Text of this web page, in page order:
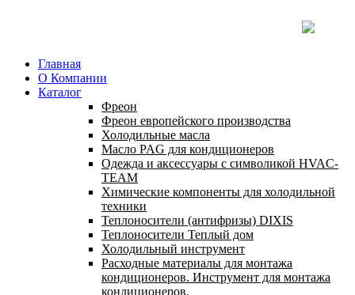
Главная
О Компании
Каталог
Фреон
Фреон европейского производства
Холодильные масла
Масло PAG для кондиционеров
Одежда и аксессуары с символикой HVAC-
TEAM
Химические компоненты для холодильной
техники
Теплоносители (антифризы) DIXIS
Теплоносители Теплый дом
Холодильный инструмент
Расходные материалы для монтажа
кондиционеров. Инструмент для монтажа
кондиционеров.